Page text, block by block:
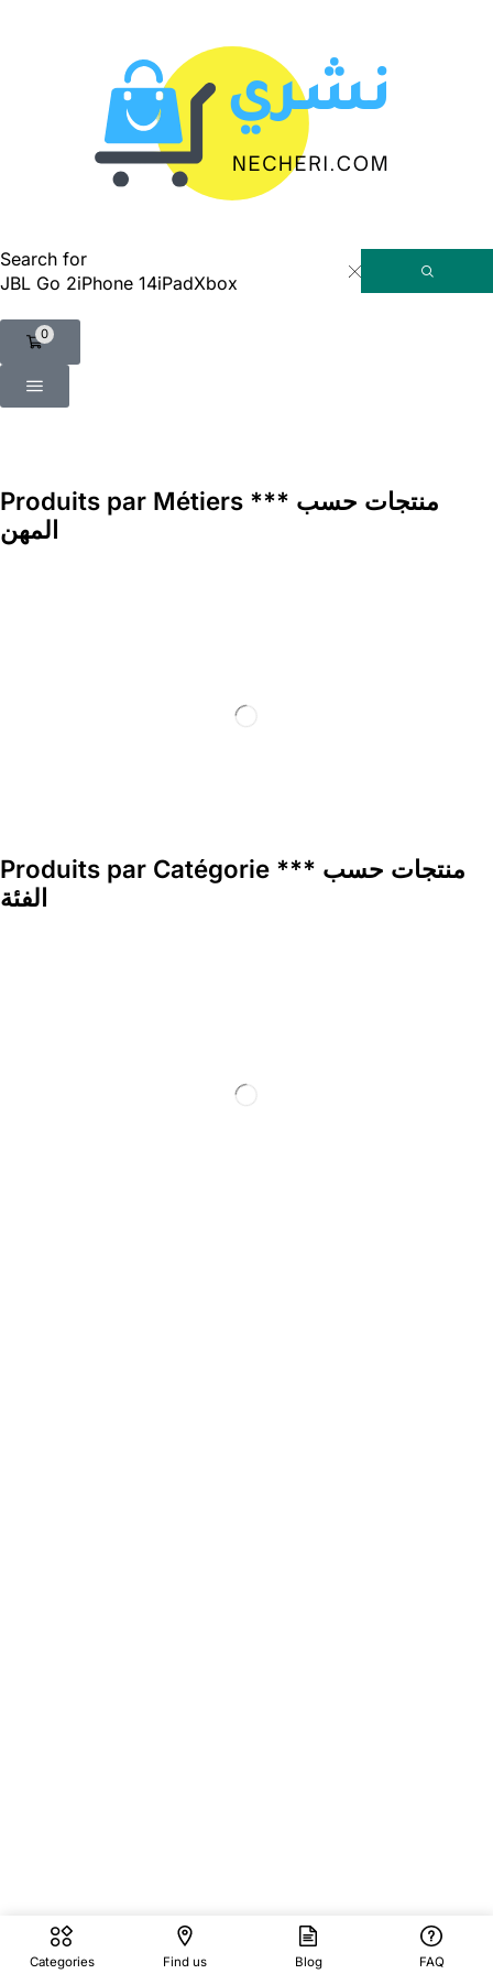
Search for
JBL Go 2iPhone 14iPadXbox
0
Produits par Métiers *** منتجات حسب
المهن
Produits par Catégorie *** منتجات حسب
الفئة
Categories Find us Blog FAQ